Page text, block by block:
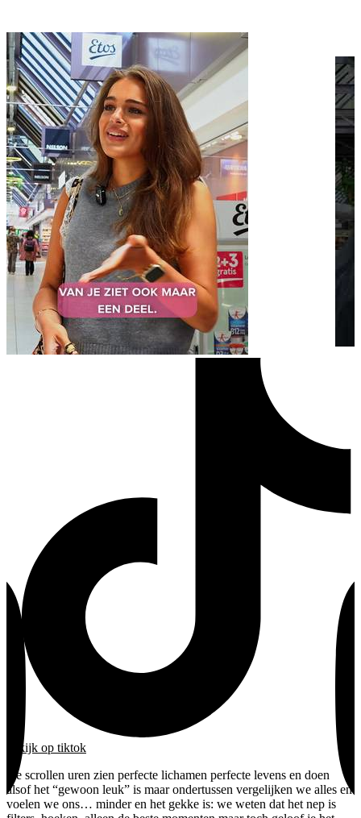
bekijk op tiktok
we scrollen uren zien perfecte lichamen perfecte levens en doen
alsof het “gewoon leuk” is maar ondertussen vergelijken we alles en
voelen we ons… minder en het gekke is: we weten dat het nep is